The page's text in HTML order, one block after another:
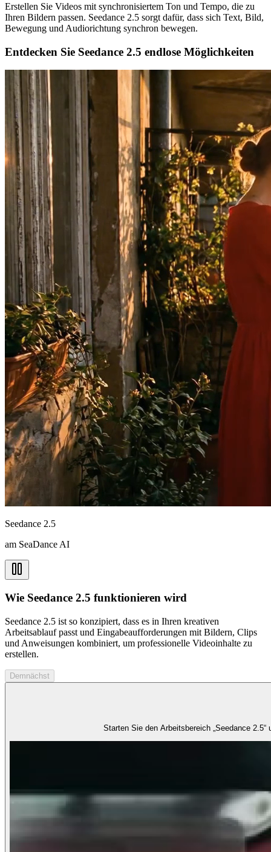
Erstellen Sie Videos mit synchronisiertem Ton und Tempo, die zu
Ihren Bildern passen. Seedance 2.5 sorgt dafür, dass sich Text, Bild,
Bewegung und Audiorichtung synchron bewegen.
Entdecken Sie Seedance 2.5 endlose Möglichkeiten
Seedance 2.5
am SeaDance AI
Wie Seedance 2.5 funktionieren wird
Seedance 2.5 ist so konzipiert, dass es in Ihren kreativen
Arbeitsablauf passt und Eingabeaufforderungen mit Bildern, Clips
und Anweisungen kombiniert, um professionelle Videoinhalte zu
erstellen.
Demnächst
Starten Sie den Arbeitsbereich „Seedance